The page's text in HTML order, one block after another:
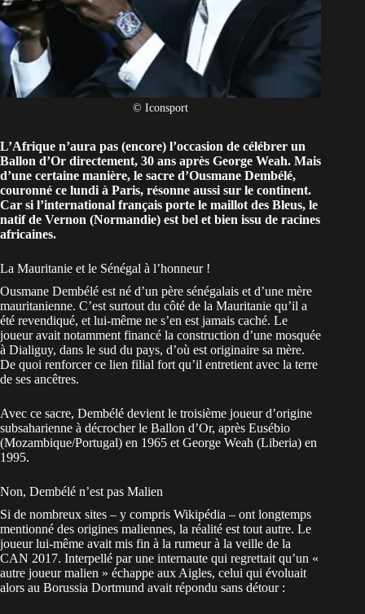
© Iconsport
L’Afrique n’aura pas (encore) l’occasion de célébrer un
Ballon d’Or directement, 30 ans après George Weah. Mais
d’une certaine manière, le sacre d’Ousmane Dembélé,
couronné ce lundi à Paris, résonne aussi sur le continent.
Car si l’international français porte le maillot des Bleus, le
natif de Vernon (Normandie) est bel et bien issu de racines
africaines.
La Mauritanie et le Sénégal à l’honneur !
Ousmane Dembélé est né d’un père sénégalais et d’une mère
mauritanienne. C’est surtout du côté de la Mauritanie qu’il a
été revendiqué, et lui-même ne s’en est jamais caché. Le
joueur avait notamment financé la construction d’une mosquée
à Dialiguy, dans le sud du pays, d’où est originaire sa mère.
De quoi renforcer ce lien filial fort qu’il entretient avec la terre
de ses ancêtres.
Avec ce sacre, Dembélé devient le troisième joueur d’origine
subsaharienne à décrocher le Ballon d’Or, après Eusébio
(Mozambique/Portugal) en 1965 et George Weah (Liberia) en
1995.
Non, Dembélé n’est pas Malien
Si de nombreux sites – y compris Wikipédia – ont longtemps
mentionné des origines maliennes, la réalité est tout autre. Le
joueur lui-même avait mis fin à la rumeur à la veille de la
CAN 2017. Interpellé par une internaute qui regrettait qu’un «
autre joueur malien » échappe aux Aigles, celui qui évoluait
alors au Borussia Dortmund avait répondu sans détour :